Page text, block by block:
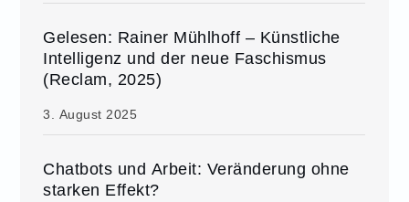
Gelesen: Rainer Mühlhoff – Künstliche
Intelligenz und der neue Faschismus
(Reclam, 2025)
3. August 2025
Chatbots und Arbeit: Veränderung ohne
starken Effekt?